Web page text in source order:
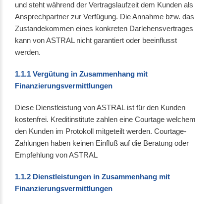
und steht während der Vertragslaufzeit dem Kunden als
Ansprechpartner zur Verfügung. Die Annahme bzw. das
Zustandekommen eines konkreten Darlehensvertrages
kann von ASTRAL nicht garantiert oder beeinflusst
werden.
1.1.1 Vergütung in Zusammenhang mit
Finanzierungsvermittlungen
Diese Dienstleistung von ASTRAL ist für den Kunden
kostenfrei. Kreditinstitute zahlen eine Courtage welchem
den Kunden im Protokoll mitgeteilt werden. Courtage-
Zahlungen haben keinen Einfluß auf die Beratung oder
Empfehlung von ASTRAL
1.1.2 Dienstleistungen in Zusammenhang mit
Finanzierungsvermittlungen